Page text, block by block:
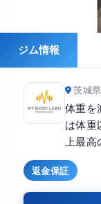
ジム情報
茨城
体重を
は体重
上最高
返金保証